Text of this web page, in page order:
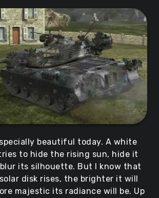
beautiful today. A white
to hide the rising sun, hide it
its silhouette. But I know that
disk rises, the brighter it will
majestic its radiance will be. Up